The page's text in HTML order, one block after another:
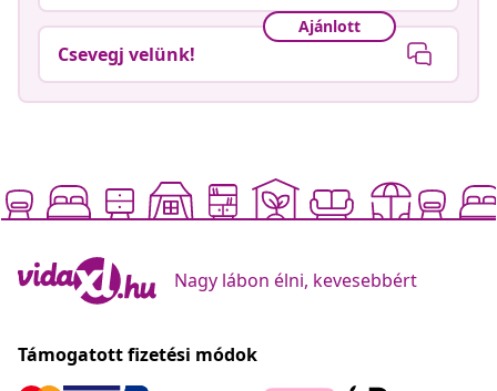
Ajánlott
Csevegj velünk!
Nagy lábon élni, kevesebbért
Támogatott fizetési módok